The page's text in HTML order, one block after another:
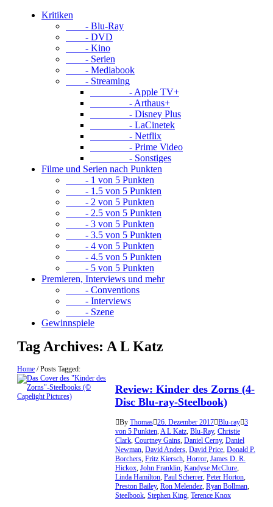
Kritiken
- Blu-Ray
- DVD
- Kino
- Serien
- Mediabook
- Streaming
- Apple TV+
- Arthaus+
- Disney Plus
- LaCinetek
- Netflix
- Prime Video
- Sonstiges
Filme und Serien nach Punkten
- 1 von 5 Punkten
- 1.5 von 5 Punkten
- 2 von 5 Punkten
- 2.5 von 5 Punkten
- 3 von 5 Punkten
- 3.5 von 5 Punkten
- 4 von 5 Punkten
- 4.5 von 5 Punkten
- 5 von 5 Punkten
Premieren, Interviews und mehr
- Conventions
- Interviews
- Szene
Gewinnspiele
Tag Archives: A L Katz
Home /Posts Tagged:
Review: Kinder des Zorns (4-
Disc Blu-ray-Steelbook)
By Thomas 26. Dezember 2017 Blu-ray 3
von 5 Punkten,A L Katz, Blu-Ray, Christie
Clark, Courtney Gains, Daniel Cerny, Daniel
Newman, David Anders, David Price, Donald P.
Borchers, Fritz Kiersch, Horror, James D. R.
Hickox, John Franklin, Kandyse McClure,
Linda Hamilton, Paul Scherrer, Peter Horton,
Preston Bailey, Ron Melendez, Ryan Bollman,
Steelbook, Stephen King, Terence Knox